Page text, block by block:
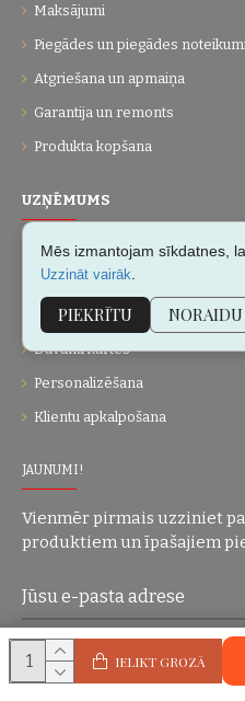
IELIKT GROZĀ
Maksājumi
Piegādes un piegādes noteikumi
Atgriešana un apmaiņa
Garantija un remonts
Produkta kopšana
UZŅĒMUMS
Par mums
Kontakti
Vietnes karte
Dāvanu kartes
Personalizēšana
Klientu apkalpošana
JAUNUMI!
Vienmēr pirmais uzziniet
produktiem un īpašajiem
Esmu iepazinies(-usies) ar sadaļu
piekrītu visiem minētajiem
Mēs izmantojam sīkdatnes,
Uzzināt vairāk
PIEKRĪTU NORAIDU